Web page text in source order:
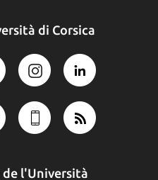
di Corsica
l'Università